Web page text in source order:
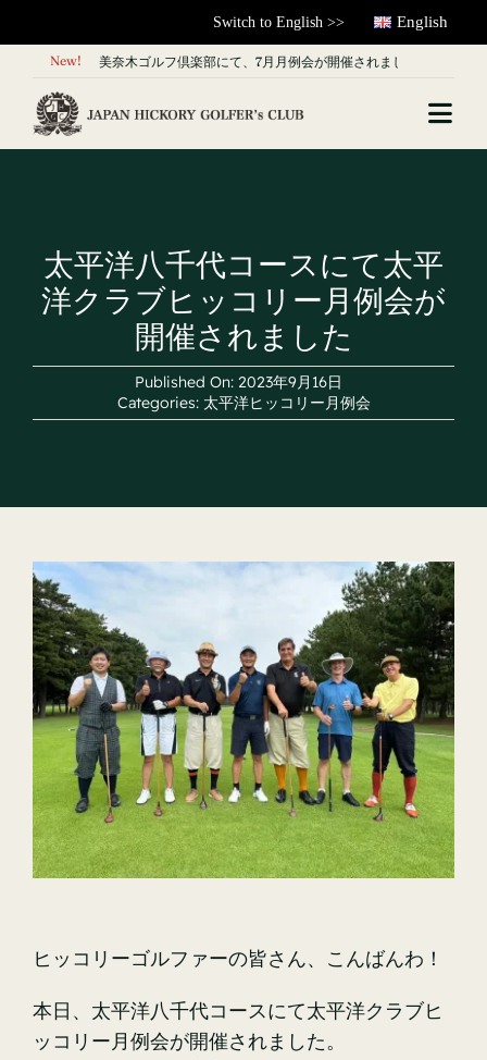
to
Switch to English >> English
New! 美奈木ゴルフ倶楽部にて、7月月例会が開催されました
What is Hickory?
Contact
forMembers
太平洋八千代コースにて太平
洋クラブヒッコリー月例会が
開催されました
Published On: 2023年9月16日
Categories: 太平洋ヒッコリー月例会
ヒッコリーゴルファーの皆さん、こんばんわ！
本日、太平洋八千代コースにて太平洋クラブヒ
ッコリー月例会が開催されました。